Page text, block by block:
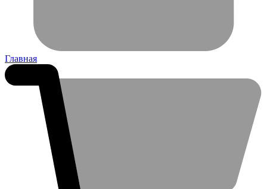
Главная